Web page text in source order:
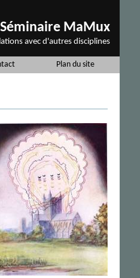
Séminaire MaMux
avec d'autres disciplines
Plan du site